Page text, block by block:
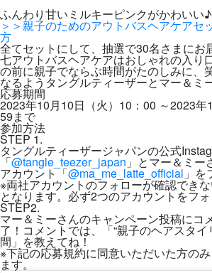
ふんわり甘いミルキーピンクがかわいい♪
＞＞親子のためのアウトバスヘアケア
方
全てセットにして、抽選で30名さまにお
七アウトバスヘアケアはおしゃれの入り
の前に親子でならぶ時間がたのしみに、
なるようタングルティーザーとマー＆ミ
応募期間
2023年10月10日（火）10：00 ～2023年
59まで
参加方法
STEP 1.
タングルティーザージャパンの公式
「@tangle_teezer_japan 」とマー＆ミー
アカウント「@ma_me_latte_official 」を
※両社アカウントのフォローが確認でき
となります。必ず2つのアカウントをフ
STEP2.
マー＆ミーさんのキャンペーン投稿にコ
了！コメントでは、「“親子のヘアスタイ
間」を教えてね！
※下記の応募規約に同意いただいた方の
ます。